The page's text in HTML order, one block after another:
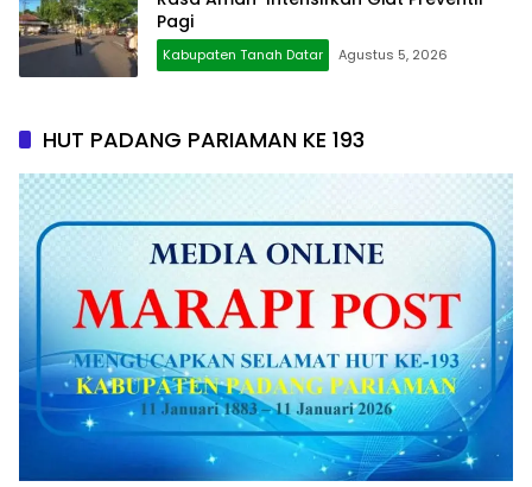
Pagi
Kabupaten Tanah Datar Agustus 5, 2026
HUT PADANG PARIAMAN KE 193